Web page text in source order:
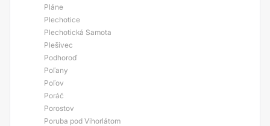
Pláne
Plechotice
Plechotická Samota
Plešivec
Podhoroď
Poľany
Poľov
Poráč
Porostov
Poruba pod Vihorlátom